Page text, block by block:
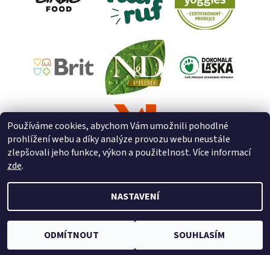
cookies
Používáme cookies, abychom Vám umožnili pohodlné
prohlížení webu a díky analýze provozu webu neustále
zlepšovali jeho funkce, výkon a použitelnost. Více informací
zde.
NASTAVENÍ
ODMÍTNOUT SOUHLASÍM